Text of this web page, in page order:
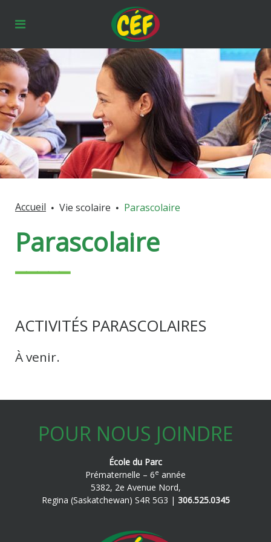
Accueil Vie scolaire Parascolaire
Parascolaire
ACTIVITÉS PARASCOLAIRES
À venir.
POUR NOUS JOINDRE
École du Parc
Prématernelle – 6e année
5382, 2e Avenue Nord,
Regina (Saskatchewan) S4R 5G3 | 306.525.0345